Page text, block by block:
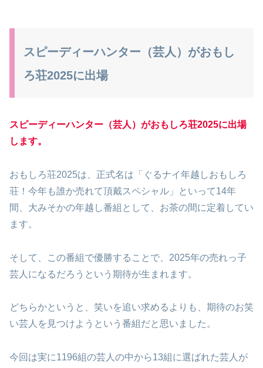
スピーディーハンター（芸人）がおもし
ろ荘2025に出場
スピーディーハンター（芸人）がおもしろ荘2025に出場
します。
おもしろ荘2025は、正式名は「ぐるナイ年越しおもしろ
荘！今年も誰か売れて頂戴スペシャル」といって14年
間、大みそかの年越し番組として、お茶の間に定着してい
ます。
そして、この番組で優勝することで、2025年の売れっ子
芸人になるだろうという期待が生まれます。
どちらかというと、笑いを追い求めるよりも、期待のお笑
い芸人を見つけようという番組だと思いました。
今回は実に1196組の芸人の中から13組に選ばれた芸人が